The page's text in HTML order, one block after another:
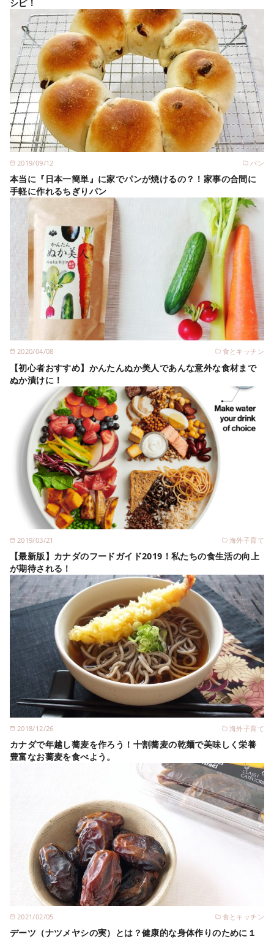
シピ！
2019/09/12 パン
本当に『日本一簡単』に家でパンが焼けるの？！家事の合間に
手軽に作れるちぎりパン
2020/04/08 食とキッチン
【初心者おすすめ】かんたんぬか美人であんな意外な食材まで
ぬか漬けに！
2019/03/21 海外子育て
【最新版】カナダのフードガイド2019！私たちの食生活の向上
が期待される！
2018/12/26 海外子育て
カナダで年越し蕎麦を作ろう！十割蕎麦の乾麺で美味しく栄養
豊富なお蕎麦を食べよう。
2021/02/05 食とキッチン
デーツ（ナツメヤシの実）とは？健康的な身体作りのために１